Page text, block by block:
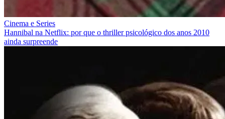
Cinema e Series
Hannibal na Netflix: por que o thriller psicológico dos anos 2010
ainda surpreende